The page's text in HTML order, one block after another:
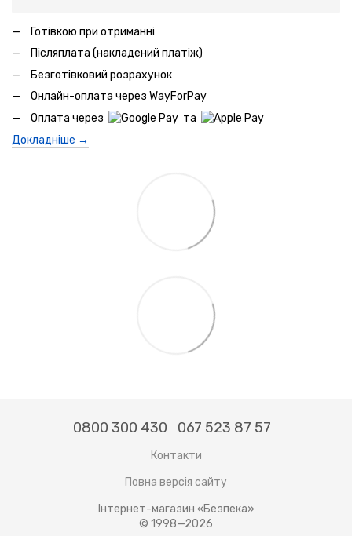
Готівкою при отриманні
Післяплата (накладений платіж)
Безготівковий розрахунок
Онлайн-оплата через WayForPay
Оплата через
та
Докладніше →
0800 300 430 067 523 87 57
Контакти
Повна версія сайту
Інтернет-магазин «Безпека»
© 1998—2026